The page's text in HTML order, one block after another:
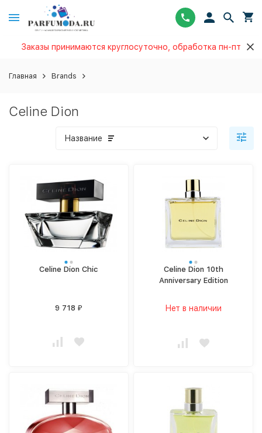
Заказы принимаются круглосуточно, обработка пн-пт
Главная Brands
Celine Dion
Название
Celine Dion Chic
9 718 ₽
Celine Dion 10th
Anniversary Edition
Нет в наличии